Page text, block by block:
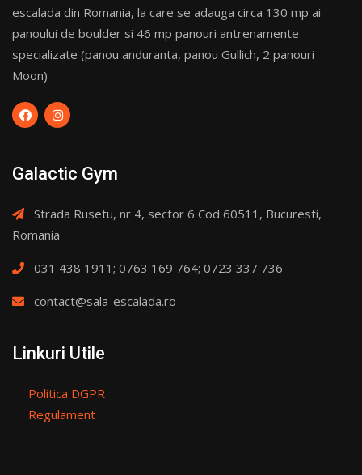
escalada din Romania, la care se adauga circa 130 mp ai
panoului de boulder si 46 mp panouri antrenamente
specializate (panou anduranta, panou Gullich, 2 panouri
Moon)
Galactic Gym
Strada Rusetu, nr 4, sector 6 Cod 60511, Bucuresti,
Romania
031 438 1911; 0763 169 764; 0723 337 736
contact@sala-escalada.ro
Linkuri Utile
Politica DGPR
Regulament